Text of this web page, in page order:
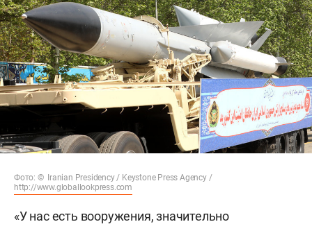
Фото: © Iranian Presidency / Keystone Press Agency /
http://www.globallookpress.com
«У нас есть вооружения, значительно